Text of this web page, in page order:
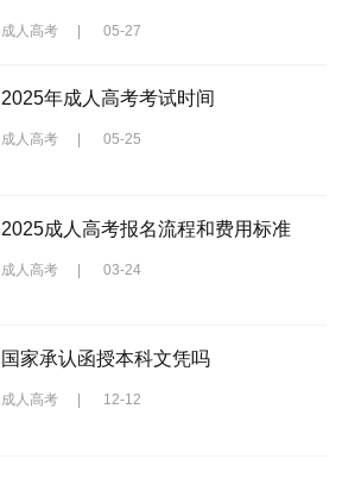
成人高考 | 05-27
2025年成人高考考试时间
成人高考 | 05-25
2025成人高考报名流程和费用标准
成人高考 | 03-24
国家承认函授本科文凭吗
成人高考 12-12